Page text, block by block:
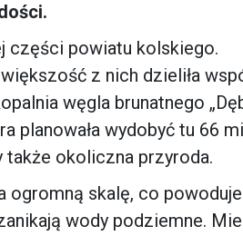
części powiatu kolskiego.
z nich dzieliła
węgla brunatnego
planowała wydobyć tu 66
także okoliczna przyroda.
ogromną skalę, co powoduje
wody podziemne.